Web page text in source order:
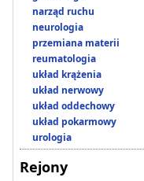
narząd ruchu
neurologia
przemiana materii
reumatologia
układ krążenia
układ nerwowy
układ oddechowy
układ pokarmowy
urologia
Rejony